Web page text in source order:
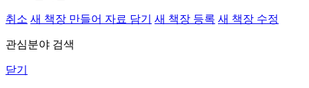
취소 새 책장 만들어 자료 담기 새 책장 등록 새 책장 수정
관심분야 검색
닫기